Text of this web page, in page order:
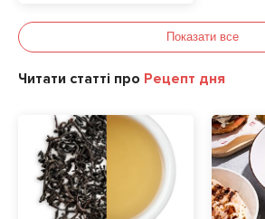
Показати все
Читати статті про Рецепт дня